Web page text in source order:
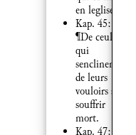
en leglise.
Kap. 45:
¶De ceulx
qui
senclinent
de leurs
vouloirs a
souffrir
mort.